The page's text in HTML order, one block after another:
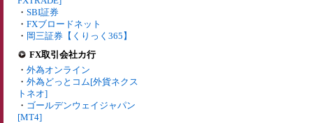
・ SBI証券
・ FXブロードネット
・ 岡三証券【くりっく365】
FX取引会社カ行
・ 外為オンライン
・ 外為どっとコム[外貨ネクス
トネオ]
・ ゴールデンウェイジャパン
[MT4]